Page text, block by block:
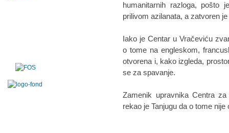
humanitarnih razloga, pošto
prilivom azilanata, a zatvoren
Iako je Centar u Vračeviću
o tome na engleskom,
otvorena i, kako izgleda,
se za spavanje.
Zamenik upravnika Centra
rekao je Tanjugu da o tome nije